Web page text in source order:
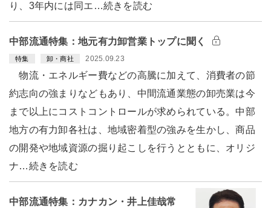
り、3年内には同エ…続きを読む
中部流通特集：地元有力卸営業トップに聞く
特集 卸・商社 2025.09.23
物流・エネルギー費などの高騰に加えて、消費者の節
約志向の強まりなどもあり、中間流通業態の卸売業は今
まで以上にコストコントロールが求められている。中部
地方の有力卸各社は、地域密着型の強みを生かし、商品
の開発や地域資源の掘り起こしを行うとともに、オリジ
ナ…続きを読む
中部流通特集：カナカン・井上佳哉常